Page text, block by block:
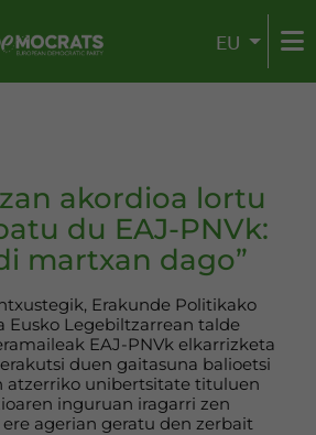
EU
akordioa lortu
du EAJ-PNVk:
martxan dago”
Erakunde Politikako
Eusko Legebiltzarrean talde
EAJ-PNVk elkarrizketa
duen gaitasuna balioetsi
atzerriko unibertsitate tituluen
inguruan iragarri zen
agerian geratu den zerbait